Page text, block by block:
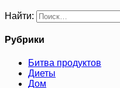
Найти:
Рубрики
Битва продуктов
Диеты
Дом